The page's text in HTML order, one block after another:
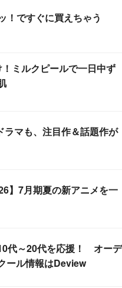
！ですぐに買えちゃう
ミルクピールで一日中ず
ラマも、注目作＆話題作が
】7月期夏の新アニメを一
代～20代を応援！ オーデ
ール情報はDeview